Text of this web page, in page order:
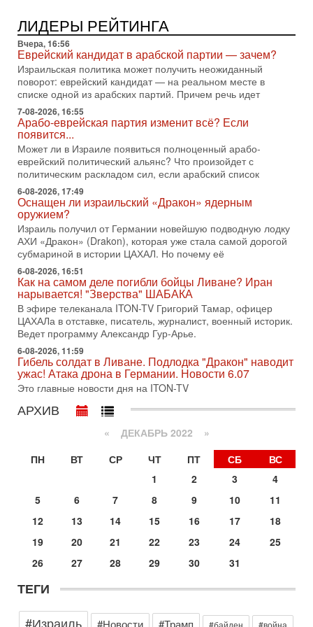
03/08/2026
Президент США Дональд Трамп объявил о возобновлении
переговоров с Ираном, но Тегеран пока не подтвердил
готовность к диалогу. По словам американского
2-08-2026, 08:42
Трамп отменил удар по Ирану - НОВОСТИ
02/08/2026
Президент США Дональд Трамп сегодня заявил об отмене
подготовленного удара по Ирану после обращений
Тегерана и других стран региона. По его словам,
1-08-2026, 17:50
«Русский голос» Израиля: кто заберет его на этот
раз?
Голоса русскоязычных репатриантов не раз кардинально
меняли политический ландшафт Израиля. Достаточно
вспомнить взлет партии «Исраэль ба-алия», когда
31-07-2026, 17:00
Тайны закрытых дверей: о чём на самом деле
молчат Трамп и Нетаньяху?
Недавний визит премьер-министра Израиля Биньямина
Нетаньяху в США и его встреча с Дональдом Трампом
оставили больше вопросов, чем ответов. Полная
31-07-2026, 15:18
Иран готовит покушение на Нетаниягу! Трамп не
хочет эскалации, но КСИР готовит взрыв!
В эфире телеканала ITON-TV СЕРГЕЙ МИГДАЛЬ, эксперт
по вопросам безопасности, офицер запаса
Международного управления полиции Израиля, автор
31-07-2026, 09:02
Битва за разоружение ХАМАСа - НОВОСТИ
Сегодня президент США Дональд Трамп заявил о
достижении исторического соглашения о полном
разоружении ХАМАСа и других вооруженных группировок в
30-07-2026, 17:59
Иран доведет Трампа до крайних мер? Разбор и
оценка от военного обозревателя Давида Шарпа
с каждым днем. Почему Трамп в самый последний момент
отменил решение о нанесении тяжелых ударов
Покупатель авиакомпании «Аркия» намерен
Вокруг возможной продажи авиакомпании «Аркия»
ЛИДЕРЫ РЕЙТИНГА
Вчера, 16:56
Еврейский кандидат в арабской партии — зачем?
Израильская политика может получить неожиданный
поворот: еврейский кандидат — на реальном месте в
списке одной из арабских партий. Причем речь идет
7-08-2026, 16:55
Арабо-еврейская партия изменит всё? Если
появится...
Может ли в Израиле появиться полноценный арабо-
еврейский политический альянс? Что произойдет с
политическим раскладом сил, если арабский список
6-08-2026, 17:49
Оснащен ли израильский «Дракон» ядерным
оружием?
Израиль получил от Германии новейшую подводную лодку
АХИ «Дракон» (Drakon), которая уже стала самой дорогой
субмариной в истории ЦАХАЛ. Но почему её
6-08-2026, 16:51
Как на самом деле погибли бойцы Ливане? Иран
нарывается! "Зверства" ШАБАКА
В эфире телеканала ITON-TV Григорий Тамар, офицер
ЦАХАЛа в отставке, писатель, журналист, военный историк.
Ведет программу Александр Гур-Арье.
6-08-2026, 11:59
Гибель солдат в Ливане. Подлодка "Дракон" наводит
ужас! Атака дрона в Германии. Новости 6.07
Это главные новости дня на ITON-TV
АРХИВ
« ДЕКАБРЬ 2022 »
ПН
ВТ СР ЧТ ПТ СБ
ВС
1
2 3
4
5
6 7 8 9 10
11
12
13 14 15 16 17
18
19
20 21 22 23 24
25
26
27 28 29 30 31
ТЕГИ
#Израиль
#Новости #Трамп